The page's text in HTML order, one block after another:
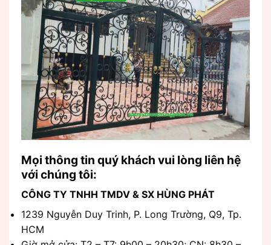
Mọi thông tin quý khách vui lòng liên hệ
với chúng tôi:
CÔNG TY TNHH TMDV & SX HÙNG PHÁT
1239 Nguyễn Duy Trinh, P. Long Trường, Q9, Tp.
HCM